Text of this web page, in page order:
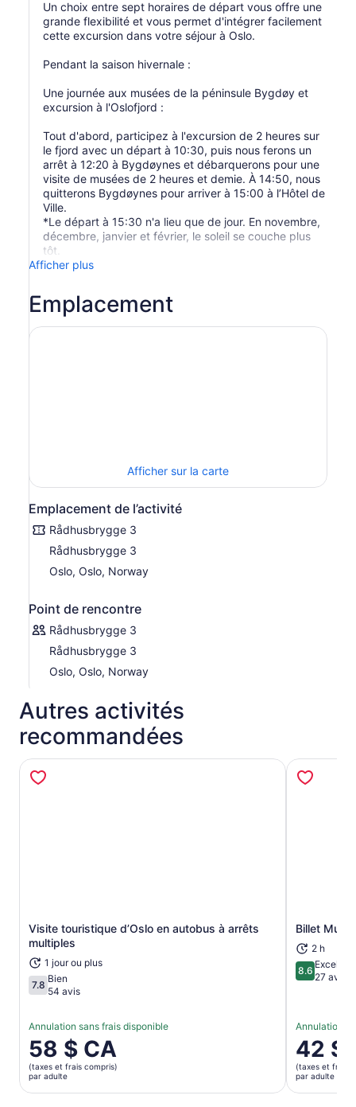
Un choix entre sept horaires de départ vous offre une
grande flexibilité et vous permet d'intégrer facilement
cette excursion dans votre séjour à Oslo.
Pendant la saison hivernale :
Une journée aux musées de la péninsule Bygdøy et
excursion à l'Oslofjord :
Tout d'abord, participez à l'excursion de 2 heures sur
le fjord avec un départ à 10:30, puis nous ferons un
arrêt à 12:20 à Bygdøynes et débarquerons pour une
visite de musées de 2 heures et demie. À 14:50, nous
quitterons Bygdøynes pour arriver à 15:00 à l’Hôtel de
Ville.
*Le départ à 15:30 n'a lieu que de jour. En novembre,
décembre, janvier et février, le soleil se couche plus
tôt.
Afficher plus
Emplacement
Afficher sur la carte
Emplacement de l’activité
Rådhusbrygge 3
Rådhusbrygge 3
Oslo, Oslo, Norway
Point de rencontre
Rådhusbrygge 3
Rådhusbrygge 3
Oslo, Oslo, Norway
Autres activités
recommandées
Visite touristique d’Oslo en autobus à arrêts
multiples
1 jour ou plus
7.87.8 sur 10
Bien
54 avis
Annulation sans frais disponible
Le
prix
est
de 58 $ CA.
58 $ CA
(taxes et frais compris)
par adulte
S’ouvre dans un nouvel onglet
Billet
2 h
8.68.6 sur 10
Excellent
27 avis
Annulation
Le
prix
est
de 42 $
42 $
(taxes et frais
par adulte